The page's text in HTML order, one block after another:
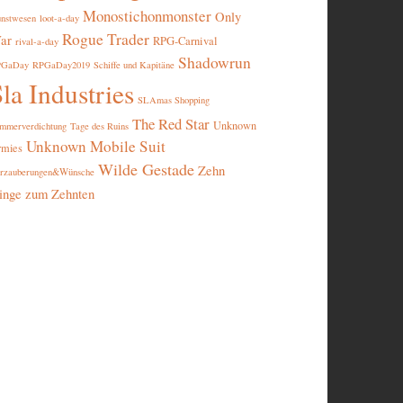
loot-a-day Monostichonmonster Only
rival-a-day Rogue Trader RPG-Carnival
RPGaDay2019 Schiffe und Kapitäne Shadowrun
Industries SLAmas Shopping
Tage des Ruins The Red Star Unknown
Unknown Mobile Suit
Wilde Gestade Zehn
zum Zehnten